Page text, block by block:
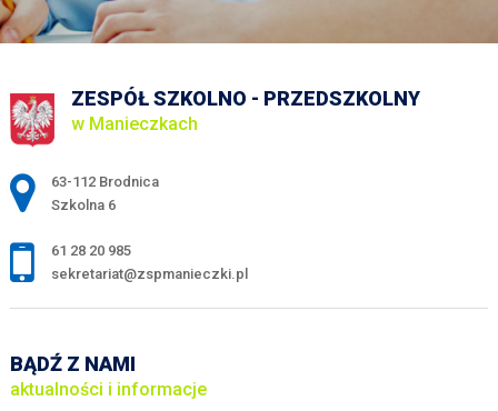
ZESPÓŁ SZKOLNO - PRZEDSZKOLNY
w Manieczkach
Adres pocztowy:
63-112 Brodnica
Szkolna 6
61 28 20 985
sekretariat@zspmanieczki.pl
BĄDŹ Z NAMI
aktualności i informacje